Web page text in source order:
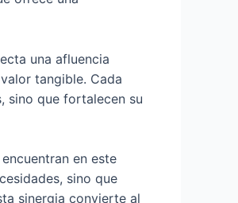
una afluencia
tangible. Cada
sino que fortalecen su
en este
sino que
sinergia convierte al